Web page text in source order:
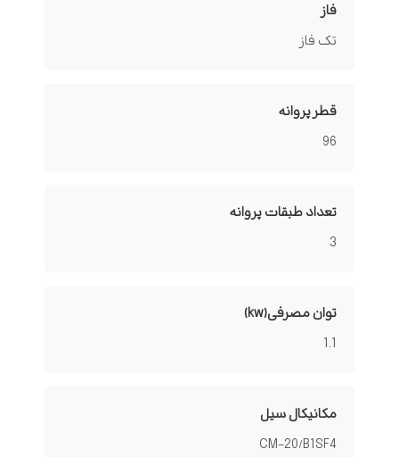
فاز
تک فاز
قطر پروانه
96
تعداد طبقات پروانه
3
توان مصرفی(kw)
1.1
مکانیکال سیل
CM-20/B1SF4